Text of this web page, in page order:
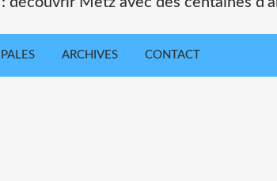
ARCHIVES CONTACT